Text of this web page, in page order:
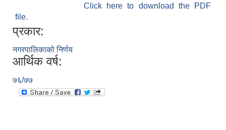
Click here to download the PDF
file.
प्रकार:
नगरपालिकाको निर्णय
आर्थिक वर्ष:
७६/७७